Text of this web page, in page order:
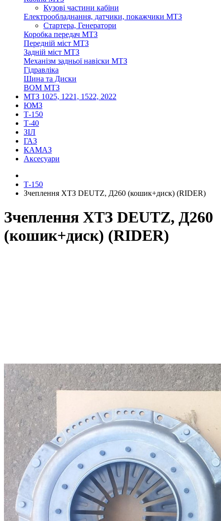
Кузові частини кабіни
Електрообладнання, датчики, покажчики МТЗ
Стартера, Генератори
Коробка передач МТЗ
Передній міст МТЗ
Задній міст МТЗ
Механізм задньої навіски МТЗ
Гідравліка
Шина та Диски
ВОМ МТЗ
МТЗ 1025, 1221, 1522, 2022
ЮМЗ
Т-150
Т-40
ЗІЛ
ГАЗ
КАМАЗ
Аксесуари
Т-150
Зчеплення ХТЗ DEUTZ, Д260 (кошик+диск) (RIDER)
Зчеплення ХТЗ DEUTZ, Д260
(кошик+диск) (RIDER)